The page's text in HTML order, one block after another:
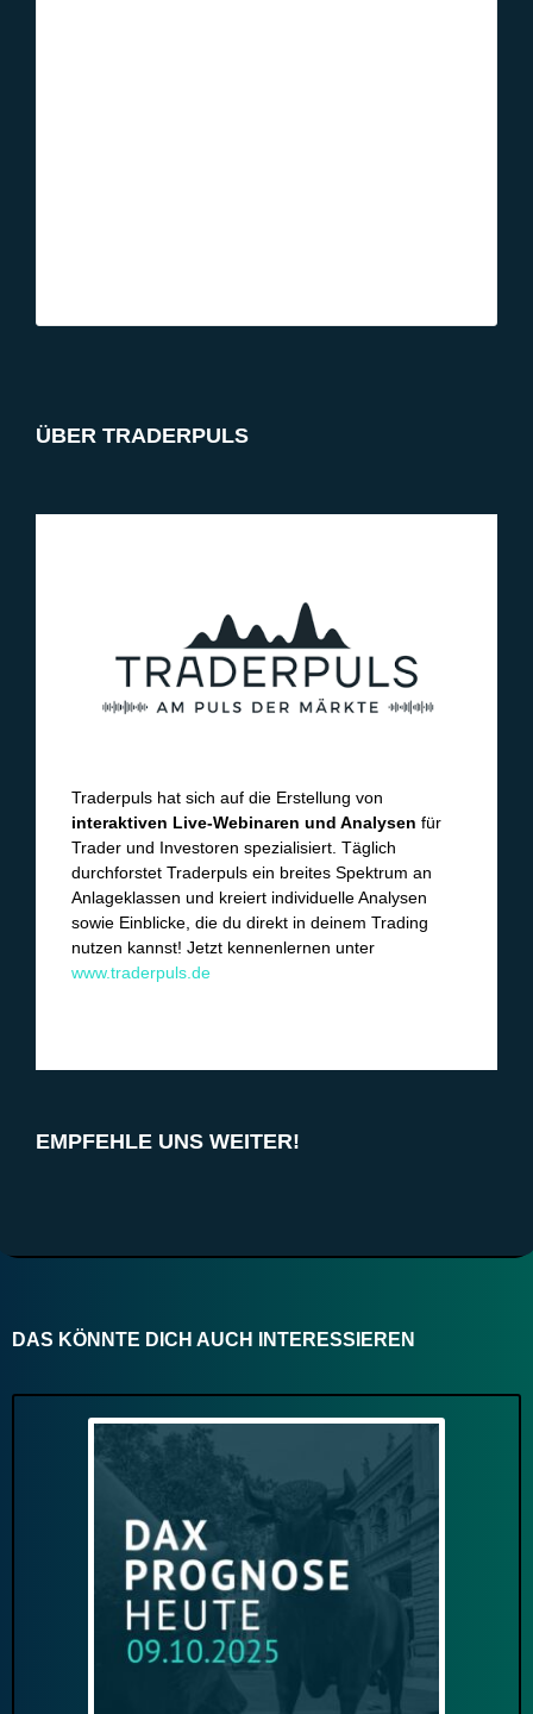
ÜBER TRADERPULS
Traderpuls hat sich auf die Erstellung von
interaktiven Live-Webinaren und Analysen für
Trader und Investoren spezialisiert. Täglich
durchforstet Traderpuls ein breites Spektrum an
Anlageklassen und kreiert individuelle Analysen
sowie Einblicke, die du direkt in deinem Trading
nutzen kannst! Jetzt kennenlernen unter
www.traderpuls.de
EMPFEHLE UNS WEITER!
DAS KÖNNTE DICH AUCH INTERESSIEREN